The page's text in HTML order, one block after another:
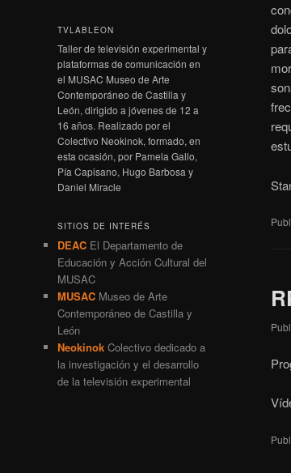
TVLABLEON
Taller de televisión experimental y
plataformas de comunicación en
el MUSAC Museo de Arte
Contemporáneo de Castilla y
León, dirigido a jóvenes de 12 a
16 años. Realizado por el
Colectivo Neokinok, formado, en
esta ocasión, por Pamela Gallo,
Pía Capisano, Hugo Barbosa y
Daniel Miracle
SITIOS DE INTERÉS
DEAC El Departamento de
Educación y Acción Cultural del
MUSAC
MUSAC Museo de Arte
Contemporáneo de Castilla y
León
Neokinok Colectivo dedicado a
la investigación y el desarrollo
de la televisión experimental